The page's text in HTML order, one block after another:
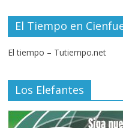
El Tiempo en
El tiempo – Tutiempo.net
Los Elefantes